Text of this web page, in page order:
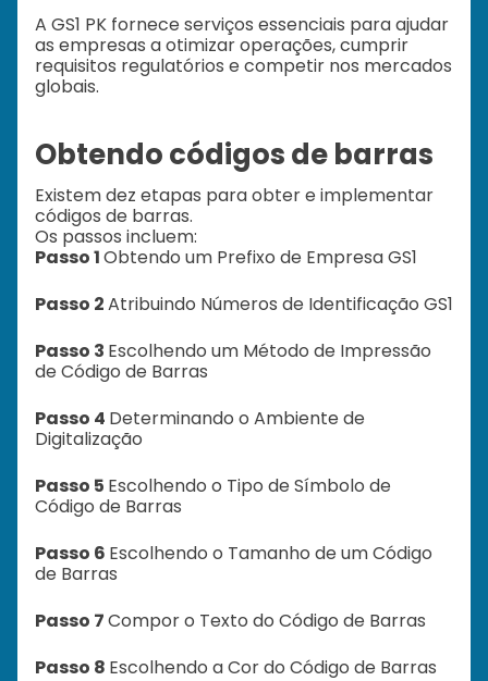
A GS1 PK fornece serviços essenciais para ajudar
as empresas a otimizar operações, cumprir
requisitos regulatórios e competir nos mercados
globais.
Obtendo códigos de barras
Existem dez etapas para obter e implementar
códigos de barras.
Os passos incluem:
Passo 1Obtendo um Prefixo de Empresa GS1
Passo 2Atribuindo Números de Identificação GS1
Passo 3 Escolhendo um Método de Impressão
de Código de Barras
Passo 4 Determinando o Ambiente de
Digitalização
Passo 5 Escolhendo o Tipo de Símbolo de
Código de Barras
Passo 6 Escolhendo o Tamanho de um Código
de Barras
Passo 7Compor o Texto do Código de Barras
Passo 8 Escolhendo a Cor do Código de Barras